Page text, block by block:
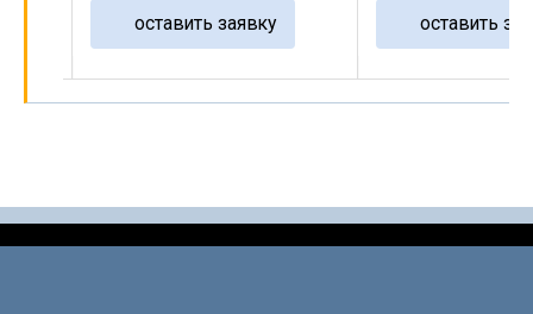
оставить заявку оставить